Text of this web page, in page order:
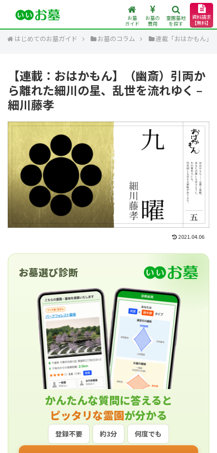
お墓
ガイド
お墓の
費用
霊園墓地
を探す
資料請求
【無料】
はじめてのお墓ガイド お墓のコラム 連載「おはかもん」
【連載：おはかもん】（幽斎）引両か
ら離れた細川の星、乱世を流れゆく –
細川藤孝
2021.04.06
お墓選び診断
かんたんな質問に答えると
ピッタリな霊園が分かる
登録不要 約3分 何度でも